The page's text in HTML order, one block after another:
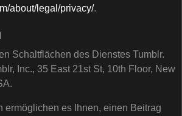
about/legal/privacy/.
Schaltflächen des Dienstes Tumblr.
Inc., 35 East 21st St, 10th Floor, New
ermöglichen es Ihnen, einen Beitrag